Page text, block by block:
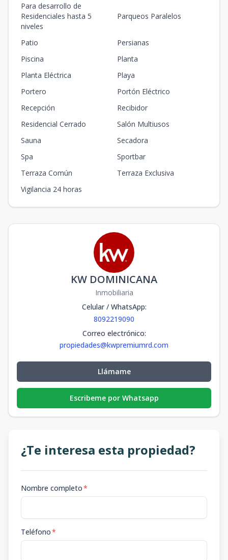
Para desarrollo de
Residenciales hasta 5
niveles
Parqueos Paralelos
Patio
Persianas
Piscina
Planta
Planta Eléctrica
Playa
Portero
Portón Eléctrico
Recepción
Recibidor
Residencial Cerrado
Salón Multiusos
Sauna
Secadora
Spa
Sportbar
Terraza Común
Terraza Exclusiva
Vigilancia 24 horas
KW DOMINICANA
Inmobiliaria
Celular / WhatsApp:
8092219090
Correo electrónico:
propiedades@kwpremiumrd.com
Llámame
Escribeme por Whatsapp
¿Te interesa esta propiedad?
Nombre completo*
Teléfono*